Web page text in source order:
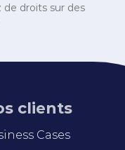
droits sur des
clients
Cases